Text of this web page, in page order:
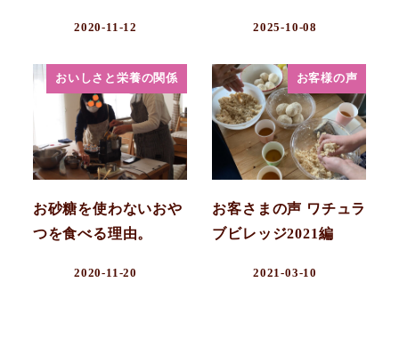
2020-11-12 2025-10-08
おいしさと栄養の関係
お砂糖を使わないおや
つを食べる理由。
2020-11-20
お客様の声
お客さまの声 ワチュラ
ブビレッジ2021編
2021-03-10